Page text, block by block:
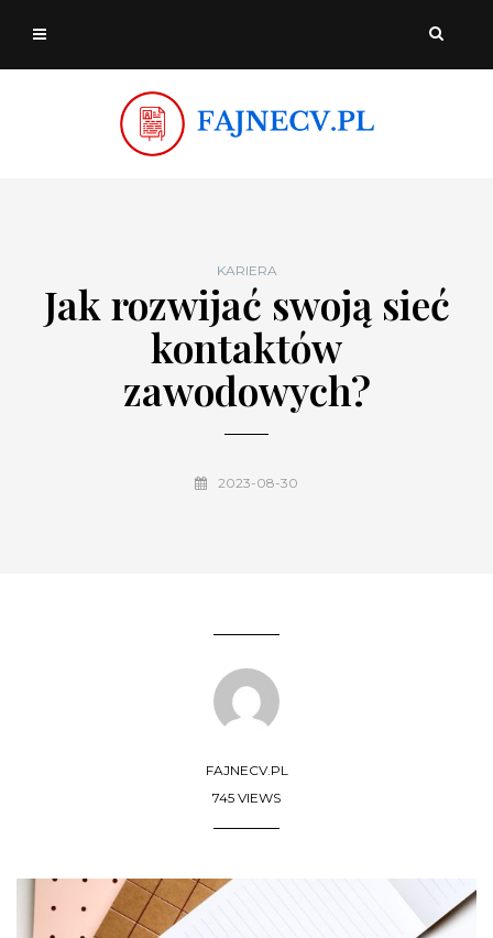
KARIERA
Jak rozwijać swoją sieć
kontaktów
zawodowych?
2023-08-30
FAJNECV.PL
745 VIEWS